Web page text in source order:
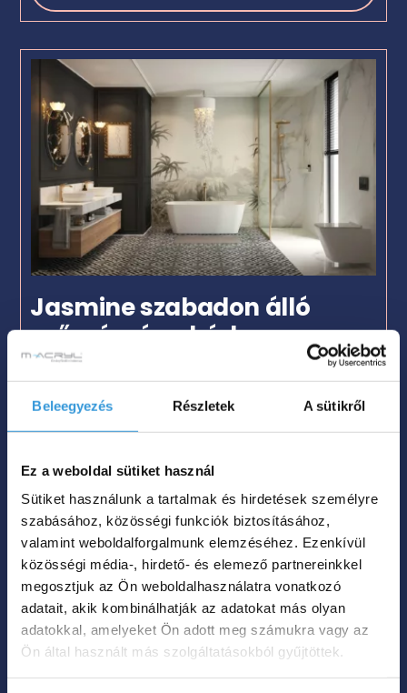
Beleegyezés Részletek A sütikről
Ez a weboldal sütiket használ
Sütiket használunk a tartalmak és hirdetések személyre
szabásához, közösségi funkciók biztosításához,
valamint weboldalforgalmunk elemzéséhez. Ezenkívül
közösségi média-, hirdető- és elemező partnereinkkel
megosztjuk az Ön weboldalhasználatra vonatkozó
adatait, akik kombinálhatják az adatokat más olyan
adatokkal, amelyeket Ön adott meg számukra vagy az
Ön által használt más szolgáltatásokból gyűjtöttek.
Jasmine szabadon álló
műmárvány kád

Szín
Nettó súly  120 kg

639 000 Ft
Megnézem